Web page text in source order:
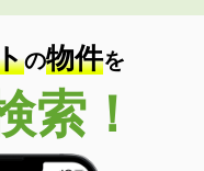
の物件を
索！